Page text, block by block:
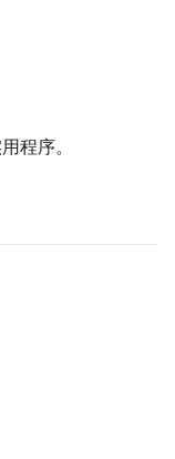
程序。